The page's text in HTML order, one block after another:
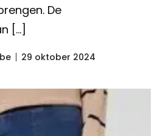
De
[…]
29 oktober 2024